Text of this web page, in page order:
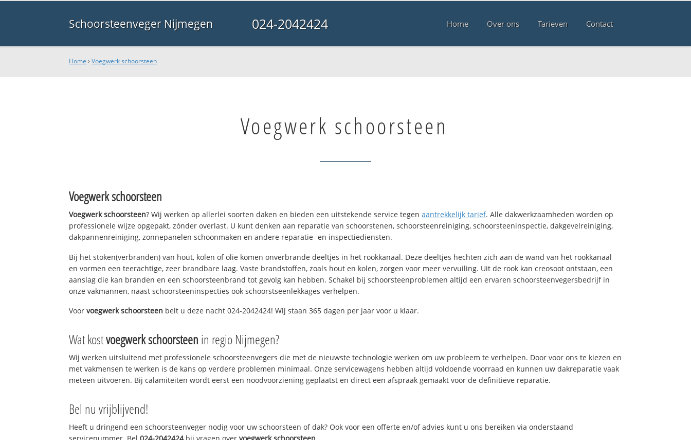
Schoorsteenveger Nijmegen 024-2042424 Home Over ons Tarieven Contact
Home ›Voegwerk schoorsteen
Voegwerk schoorsteen
Voegwerk schoorsteen
Voegwerk schoorsteen? Wij werken op allerlei soorten daken en bieden een uitstekende service tegenaantrekkelijk tarief. Alle dakwerkzaamheden worden op
professionele wijze opgepakt, zónder overlast. U kunt denken aan reparatie van schoorstenen, schoorsteenreiniging, schoorsteeninspectie, dakgevelreiniging,
dakpannenreiniging, zonnepanelen schoonmaken en andere reparatie- en inspectiediensten.
Bij het stoken(verbranden) van hout, kolen of olie komen onverbrande deeltjes in het rookkanaal. Deze deeltjes hechten zich aan de wand van het rookkanaal
en vormen een teerachtige, zeer brandbare laag. Vaste brandstoffen, zoals hout en kolen, zorgen voor meer vervuiling. Uit de rook kan creosoot ontstaan, een
aanslag die kan branden en een schoorsteenbrand tot gevolg kan hebben. Schakel bij schoorsteenproblemen altijd een ervaren schoorsteenvegersbedrijf in
onze vakmannen, naast schoorsteeninspecties ook schoorstseenlekkages verhelpen.
Voorvoegwerk schoorsteen belt u deze nacht 024-2042424! Wij staan 365 dagen per jaar voor u klaar.
Wat kostvoegwerk schoorsteen in regio Nijmegen?
Wij werken uitsluitend met professionele schoorsteenvegers die met de nieuwste technologie werken om uw probleem te verhelpen. Door voor ons te kiezen en
met vakmensen te werken is de kans op verdere problemen minimaal. Onze servicewagens hebben altijd voldoende voorraad en kunnen uw dakreparatie vaak
meteen uitvoeren. Bij calamiteiten wordt eerst een noodvoorziening geplaatst en direct een afspraak gemaakt voor de definitieve reparatie.
Bel nu vrijblijvend!
Heeft u dringend een schoorsteenveger nodig voor uw schoorsteen of dak? Ook voor een offerte en/of advies kunt u ons bereiken via onderstaand